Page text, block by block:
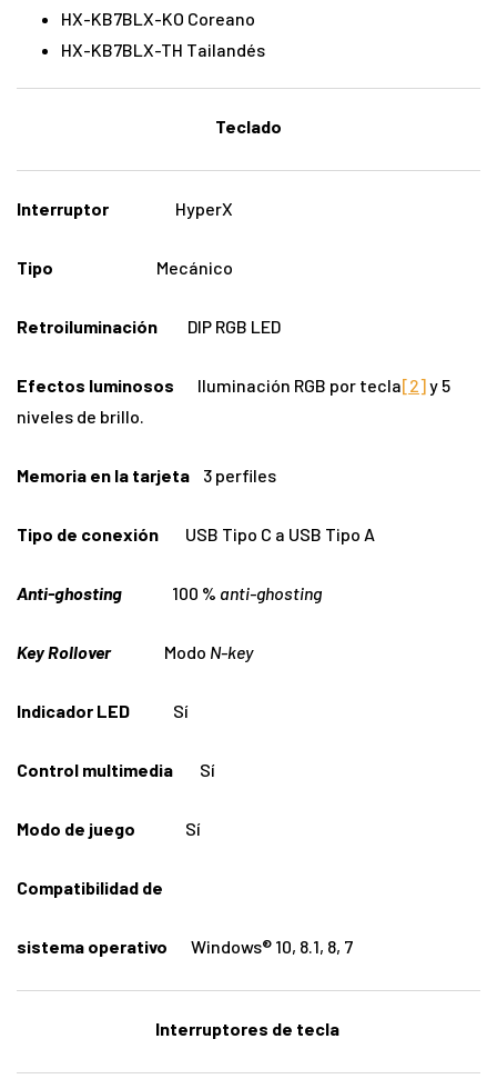
HX-KB7BLX-KO Coreano
HX-KB7BLX-TH Tailandés
Teclado
Interruptor HyperX
Tipo Mecánico
Retroiluminación DIP RGB LED
Efectos luminosos Iluminación RGB por tecla[2]y 5
niveles de brillo.
Memoria en la tarjeta 3 perfiles
Tipo de conexión USB Tipo C a USB Tipo A
Anti-ghosting 100 % anti-ghosting
Key Rollover Modo N-key
Indicador LED Sí
Control multimedia Sí
Modo de juego Sí
Compatibilidad de
sistema operativo Windows® 10, 8.1, 8, 7
Interruptores de tecla